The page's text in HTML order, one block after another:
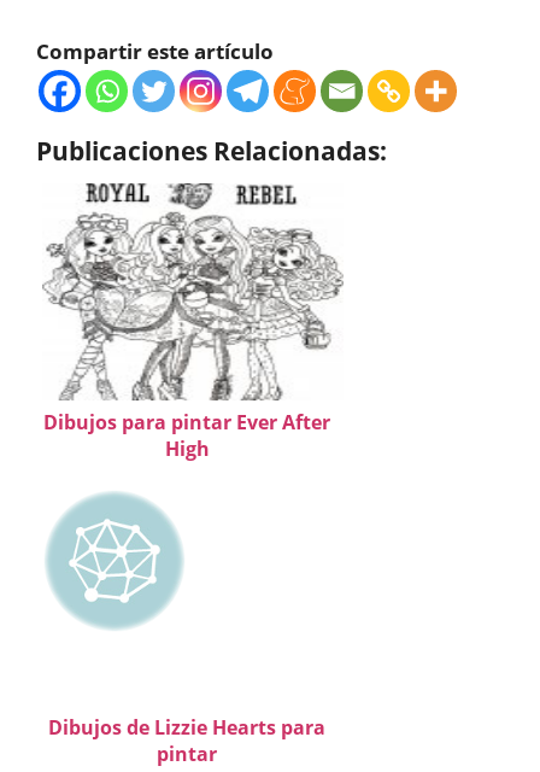
Compartir este artículo
Publicaciones Relacionadas:
Dibujos para pintar Ever After
High
Dibujos de Lizzie Hearts para
pintar